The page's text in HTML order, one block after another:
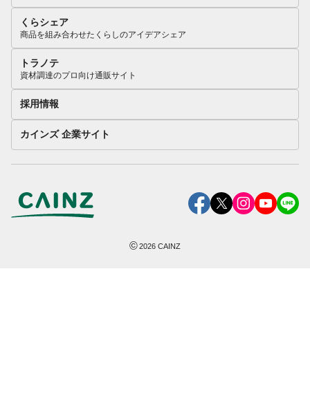
くらシェア
商品を組み合わせたくらしのアイデアシェア
トラノテ
資材調達のプロ向け通販サイト
採用情報
カインズ 企業サイト
©2026 CAINZ